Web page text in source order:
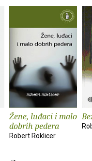
Žene, luđaci i malo
dobrih pedera
Robert Roklicer